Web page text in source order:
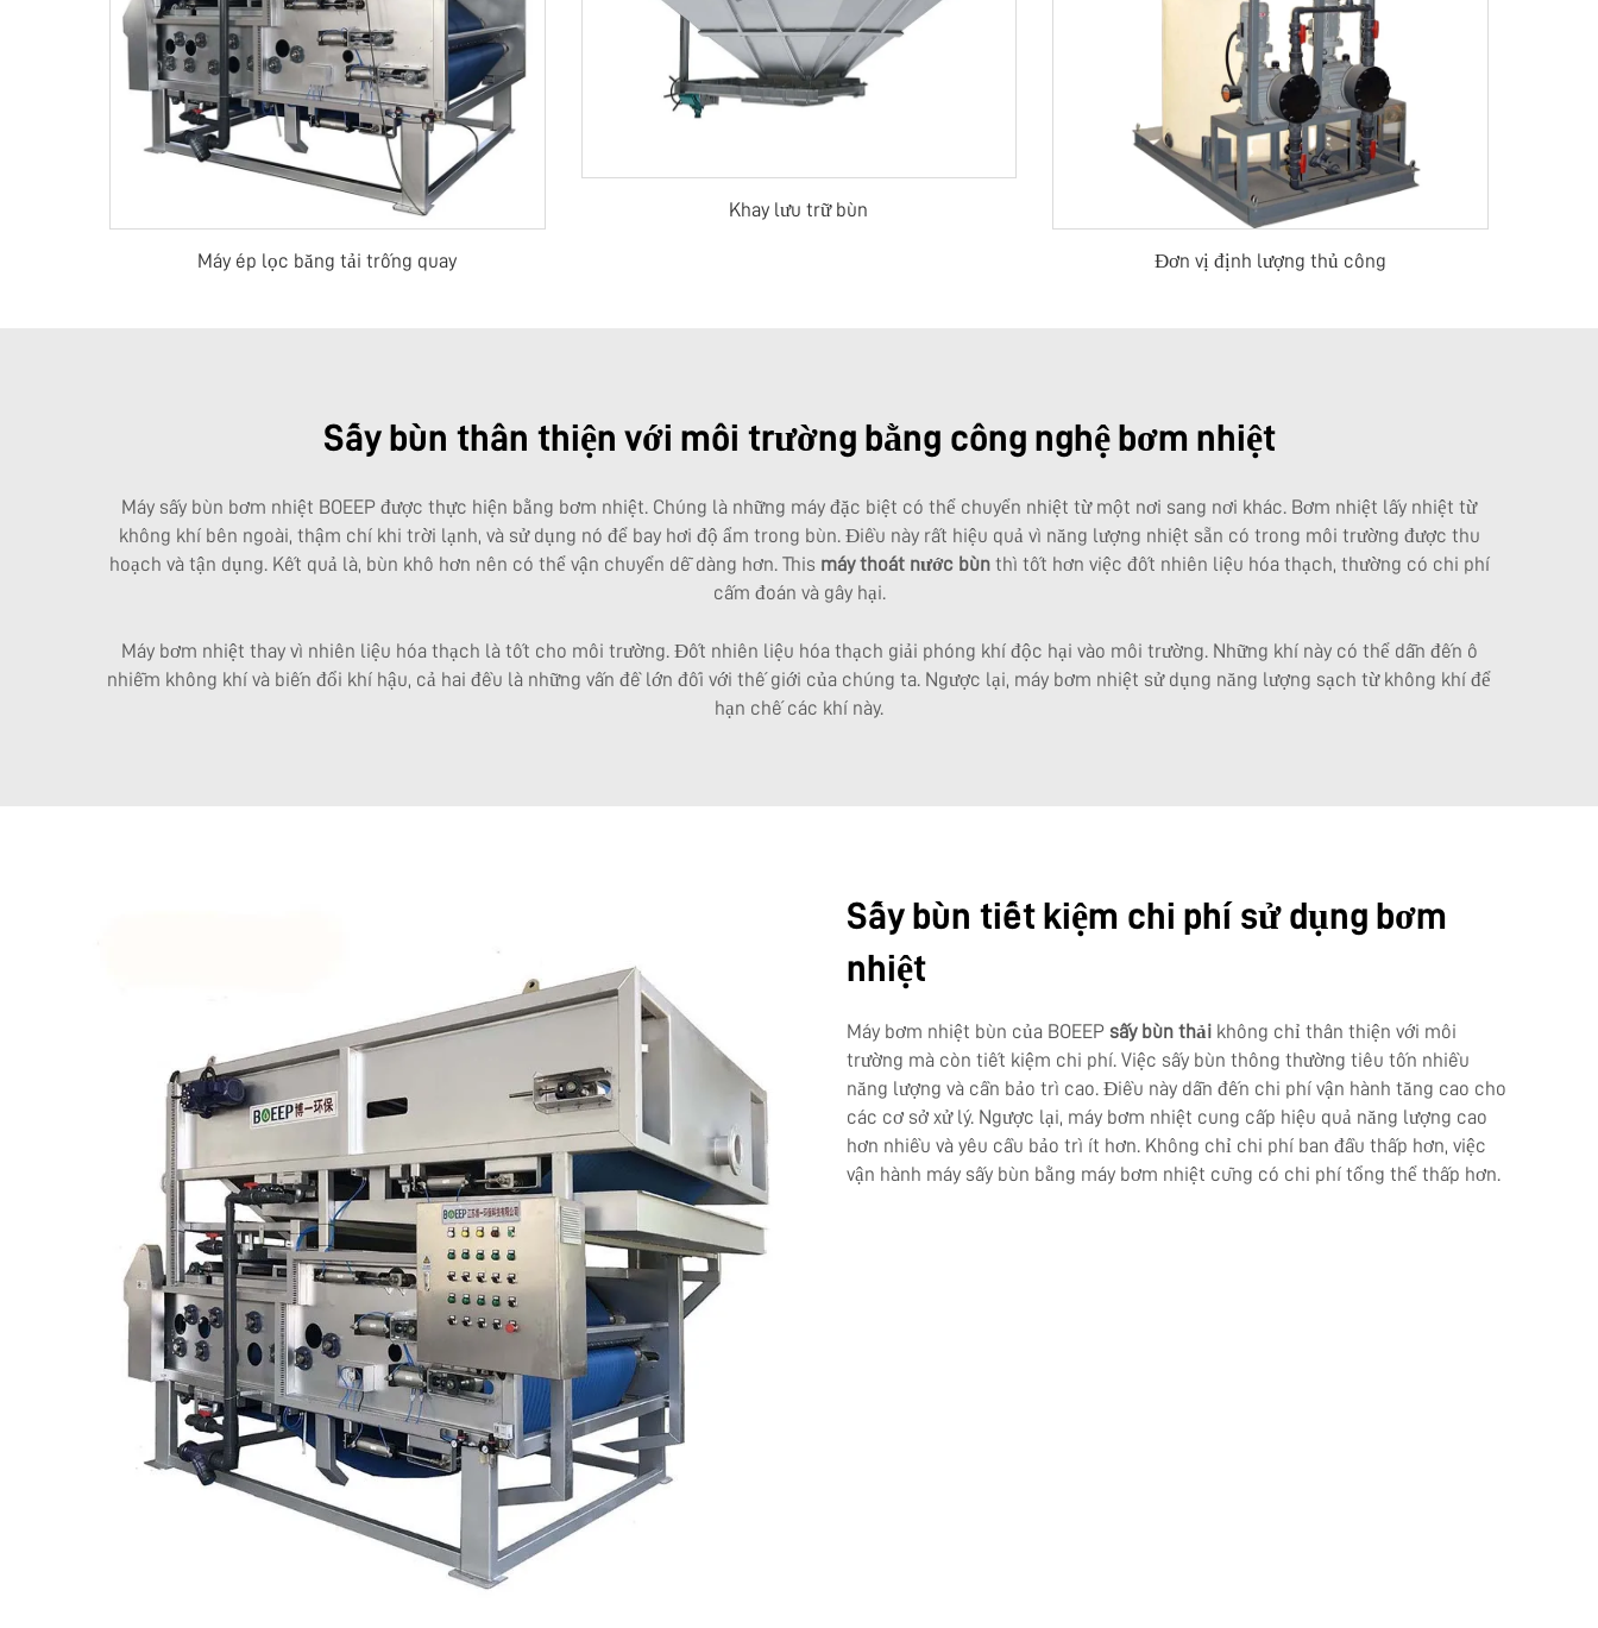
Máy ép lọc băng tải trống quay
Khay lưu trữ bùn
Đơn vị định lượng thủ công
Sấy bùn thân thiện với môi trường bằng công nghệ bơm nhiệt
Máy sấy bùn bơm nhiệt BOEEP được thực hiện bằng bơm nhiệt. Chúng là những máy đặc biệt có thể chuyển nhiệt từ một nơi sang nơi khác. Bơm nhiệt lấy nhiệt từ
không khí bên ngoài, thậm chí khi trời lạnh, và sử dụng nó để bay hơi độ ẩm trong bùn. Điều này rất hiệu quả vì năng lượng nhiệt sẵn có trong môi trường được thu
hoạch và tận dụng. Kết quả là, bùn khô hơn nên có thể vận chuyển dễ dàng hơn. This máy thoát nước bùn thì tốt hơn việc đốt nhiên liệu hóa thạch, thường có chi phí
cấm đoán và gây hại.
Máy bơm nhiệt thay vì nhiên liệu hóa thạch là tốt cho môi trường. Đốt nhiên liệu hóa thạch giải phóng khí độc hại vào môi trường. Những khí này có thể dẫn đến ô
nhiễm không khí và biến đổi khí hậu, cả hai đều là những vấn đề lớn đối với thế giới của chúng ta. Ngược lại, máy bơm nhiệt sử dụng năng lượng sạch từ không khí để
hạn chế các khí này.
Sấy bùn tiết kiệm chi phí sử dụng bơm
nhiệt
Máy bơm nhiệt bùn của BOEEP sấy bùn thải không chỉ thân thiện với môi
trường mà còn tiết kiệm chi phí. Việc sấy bùn thông thường tiêu tốn nhiều
năng lượng và cần bảo trì cao. Điều này dẫn đến chi phí vận hành tăng cao cho
các cơ sở xử lý. Ngược lại, máy bơm nhiệt cung cấp hiệu quả năng lượng cao
hơn nhiều và yêu cầu bảo trì ít hơn. Không chỉ chi phí ban đầu thấp hơn, việc
vận hành máy sấy bùn bằng máy bơm nhiệt cũng có chi phí tổng thể thấp hơn.